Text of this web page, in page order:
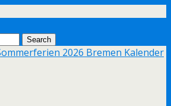
2026 Bremen Kalender